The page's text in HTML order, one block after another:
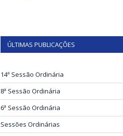
ÚLTIMAS PUBLICAÇÕES
14ª Sessão Ordinária
8ª Sessão Ordinária
6ª Sessão Ordinária
Sessões Ordinárias